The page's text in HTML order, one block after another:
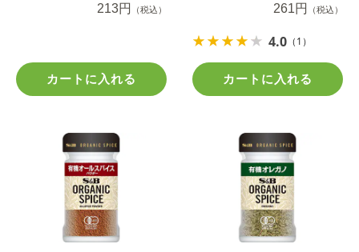
ヒージョ １２.４ｇ
213円 （税込）
カートに入れる
261円
（税込）
4.0 （1）
カートに入れる